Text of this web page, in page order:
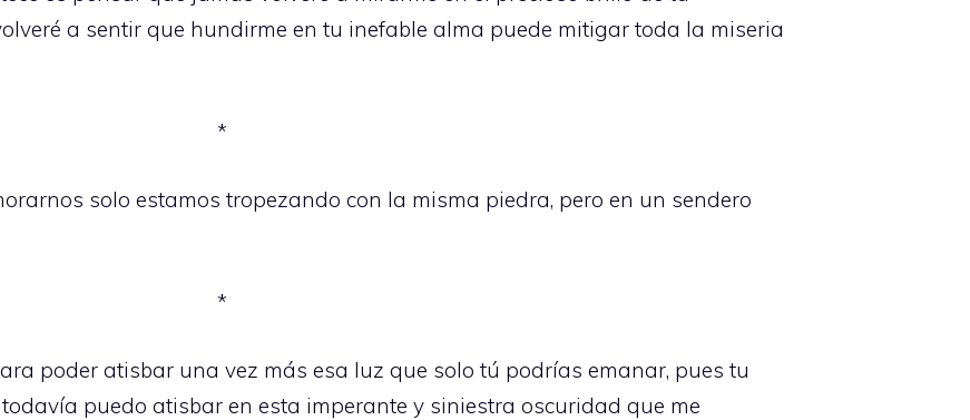
a sentir que hundirme en tu inefable alma puede mitigar toda la miseria
*
solo estamos tropezando con la misma piedra, pero en un sendero
*
poder atisbar una vez más esa luz que solo tú podrías emanar, pues tu
puedo atisbar en esta imperante y siniestra oscuridad que me